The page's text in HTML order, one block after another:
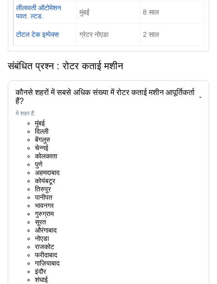
लीलावती ऑटोमेशन
पवत. ल्टड.
मुंबई 8 साल
टोटल टेक इम्पेक्स ग्रेटर नोएडा 2 साल
संबंधित प्रश्न :रोटर कताई मशीन
कौनसे शहरों में सबसे अधिक संख्या में रोटर कताई मशीन आपूर्तिकर्ता
हैं?
-
ये शहर हैं:
मुंबई
दिल्ली
बेंगलुरु
चेन्नई
कोलकाता
पुणे
अहमदाबाद
कोयंबटूर
तिरुपुर
पानीपत
भावनगर
गुरुग्राम
सूरत
औरंगाबाद
नोएडा
राजकोट
फरीदाबाद
गाज़ियाबाद
इंदौर
शंघाई